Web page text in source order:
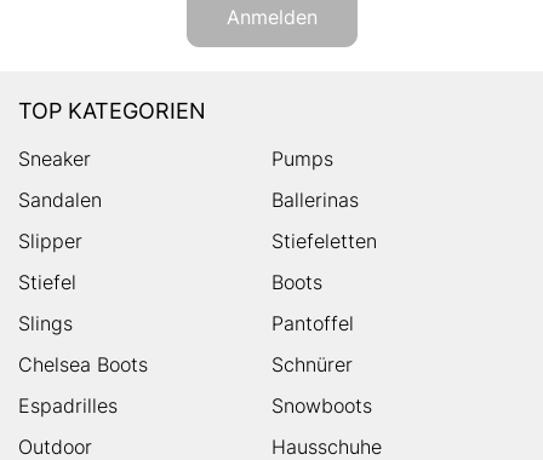
Anmelden
TOP KATEGORIEN
Sneaker
Pumps
Sandalen
Ballerinas
Slipper
Stiefeletten
Stiefel
Boots
Slings
Pantoffel
Chelsea Boots
Schnürer
Espadrilles
Snowboots
Outdoor
Hausschuhe